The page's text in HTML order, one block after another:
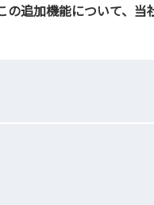
の追加機能について、当